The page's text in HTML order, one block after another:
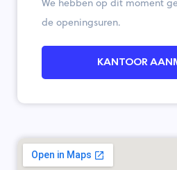
de openingsuren.
KANTOOR